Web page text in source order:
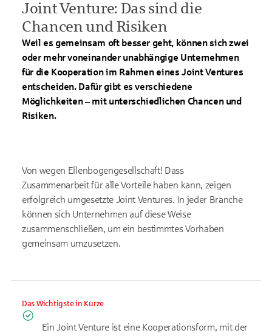
Joint Venture: Das sind die
Chancen und Risiken
Weil es gemeinsam oft besser geht, können sich zwei
oder mehr voneinander unabhängige Unternehmen
für die Kooperation im Rahmen eines Joint Ventures
entscheiden. Dafür gibt es verschiedene
Möglichkeiten – mit unterschiedlichen Chancen und
Risiken.
Von wegen Ellenbogengesellschaft! Dass
Zusammenarbeit für alle Vorteile haben kann, zeigen
erfolgreich umgesetzte Joint Ventures. In jeder Branche
können sich Unternehmen auf diese Weise
zusammenschließen, um ein bestimmtes Vorhaben
gemeinsam umzusetzen.
Das Wichtigste in Kürze
Ein Joint Venture ist eine Kooperationsform, mit der